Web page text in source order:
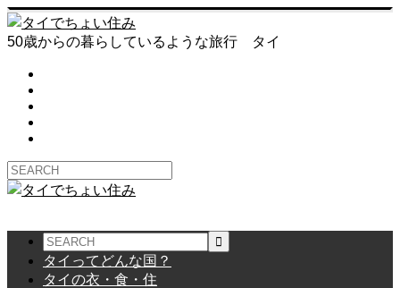
50歳からの暮らしているような旅行 タイ
タイってどんな国？
タイの衣・食・住